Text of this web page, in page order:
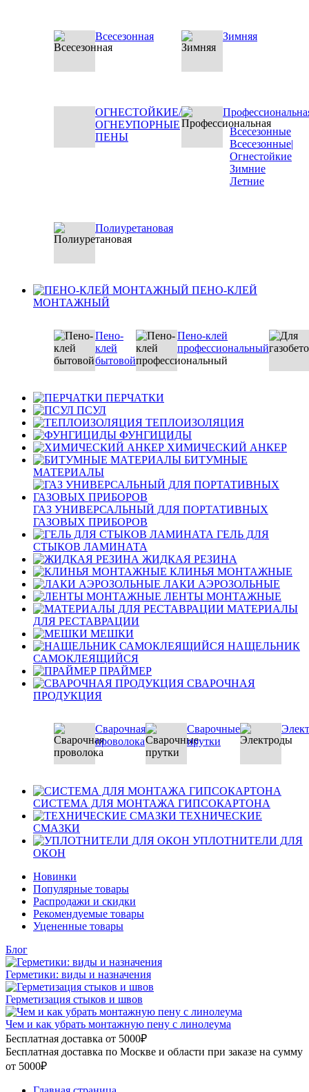
Всесезонная Зимняя
ОГНЕСТОЙКИЕ/
ОГНЕУПОРНЫЕ
ПЕНЫ
Всесезонные
Всесезонные|
Огнестойкие
Зимние
Летние
Полиуретановая
ПЕНО-КЛЕЙ
МОНТАЖНЫЙ
Пено-
клей
бытовой
Пено-клей
профессиональный
ПЕРЧАТКИ
ПСУЛ
ТЕПЛОИЗОЛЯЦИЯ
ФУНГИЦИДЫ
ХИМИЧЕСКИЙ АНКЕР
БИТУМНЫЕ
МАТЕРИАЛЫ
ГАЗ УНИВЕРСАЛЬНЫЙ ДЛЯ ПОРТАТИВНЫХ
ГАЗОВЫХ ПРИБОРОВ
ГЕЛЬ ДЛЯ
СТЫКОВ ЛАМИНАТА
ЖИДКАЯ РЕЗИНА
КЛИНЬЯ МОНТАЖНЫЕ
ЛАКИ АЭРОЗОЛЬНЫЕ
ЛЕНТЫ МОНТАЖНЫЕ
МАТЕРИАЛЫ
ДЛЯ РЕСТАВРАЦИИ
МЕШКИ
НАЩЕЛЬНИК
САМОКЛЕЯЩИЙСЯ
ПРАЙМЕР
СВАРОЧНАЯ
ПРОДУКЦИЯ
Сварочная
проволока
Сварочные
прутки
СИСТЕМА ДЛЯ МОНТАЖА ГИПСОКАРТОНА
ТЕХНИЧЕСКИЕ
СМАЗКИ
УПЛОТНИТЕЛИ ДЛЯ
ОКОН
Новинки
Популярные товары
Распродажи и скидки
Рекомендуемые товары
Уцененные товары
Блог
Герметики: виды и назначения
Герметизация стыков и швов
Чем и как убрать монтажную пену с линолеума
Бесплатная доставка от 5000₽
Бесплатная доставка по Москве и области при заказе на сумму
от 5000₽